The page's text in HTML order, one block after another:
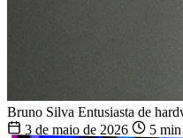
Bruno Silva Entusiasta de
3 de maio de 2026
5 min